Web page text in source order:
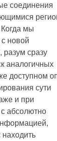
соединения
мы
новой
сразу
аналогичных
доступном
сути
и при
абсолютно
находить